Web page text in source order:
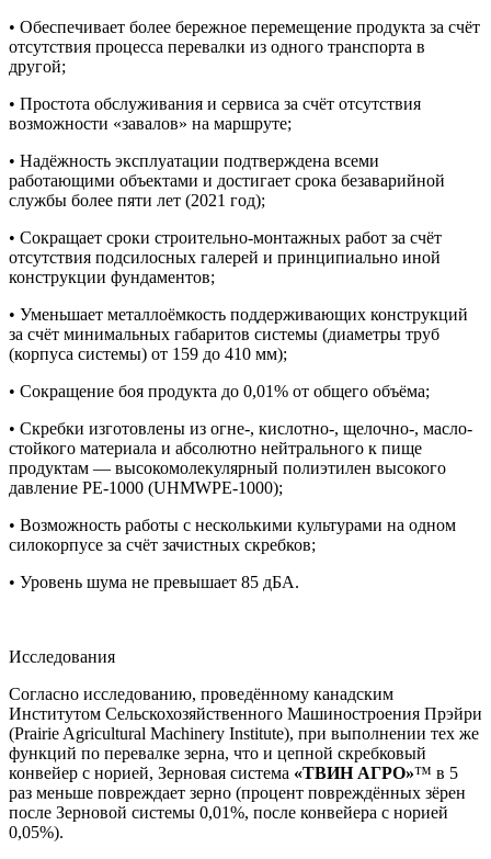
• Обеспечивает более бережное перемещение продукта за счёт
отсутствия процесса перевалки из одного транспорта в
другой;
• Простота обслуживания и сервиса за счёт отсутствия
возможности «завалов» на маршруте;
• Надёжность эксплуатации подтверждена всеми
работающими объектами и достигает срока безаварийной
службы более пяти лет (2021 год);
• Сокращает сроки строительно-монтажных работ за счёт
отсутствия подсилосных галерей и принципиально иной
конструкции фундаментов;
• Уменьшает металлоёмкость поддерживающих конструкций
за счёт минимальных габаритов системы (диаметры труб
(корпуса системы) от 159 до 410 мм);
• Сокращение боя продукта до 0,01% от общего объёма;
• Скребки изготовлены из огне-, кислотно-, щелочно-, масло-
стойкого материала и абсолютно нейтрального к пище
продуктам — высокомолекулярный полиэтилен высокого
давление РЕ-1000 (UHMWPE-1000);
• Возможность работы с несколькими культурами на одном
силокорпусе за счёт зачистных скребков;
• Уровень шума не превышает 85 дБА.
Исследования
Согласно исследованию, проведённому канадским
Институтом Сельскохозяйственного Машиностроения Прэйри
(Prairie Agricultural Machinery Institute), при выполнении тех же
функций по перевалке зерна, что и цепной скребковый
конвейер с норией, Зерновая система «ТВИН АГРО»™ в 5
раз меньше повреждает зерно (процент повреждённых зёрен
после Зерновой системы 0,01%, после конвейера с норией
0,05%).